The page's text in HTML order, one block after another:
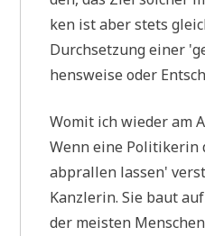
ken ist aber stets
Durch­set­zung einer
hens­wei­se oder
Womit ich wie­der am
Wenn eine Poli­ti­ke­rin
abpral­len las­sen'
Kanz­le­rin. Sie baut
der mei­sten